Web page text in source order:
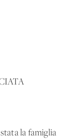
la famiglia